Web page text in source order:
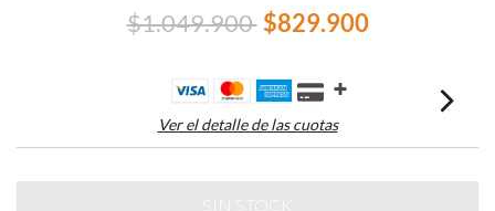
$1.049.900 $829.900
Ver el detalle de las cuotas